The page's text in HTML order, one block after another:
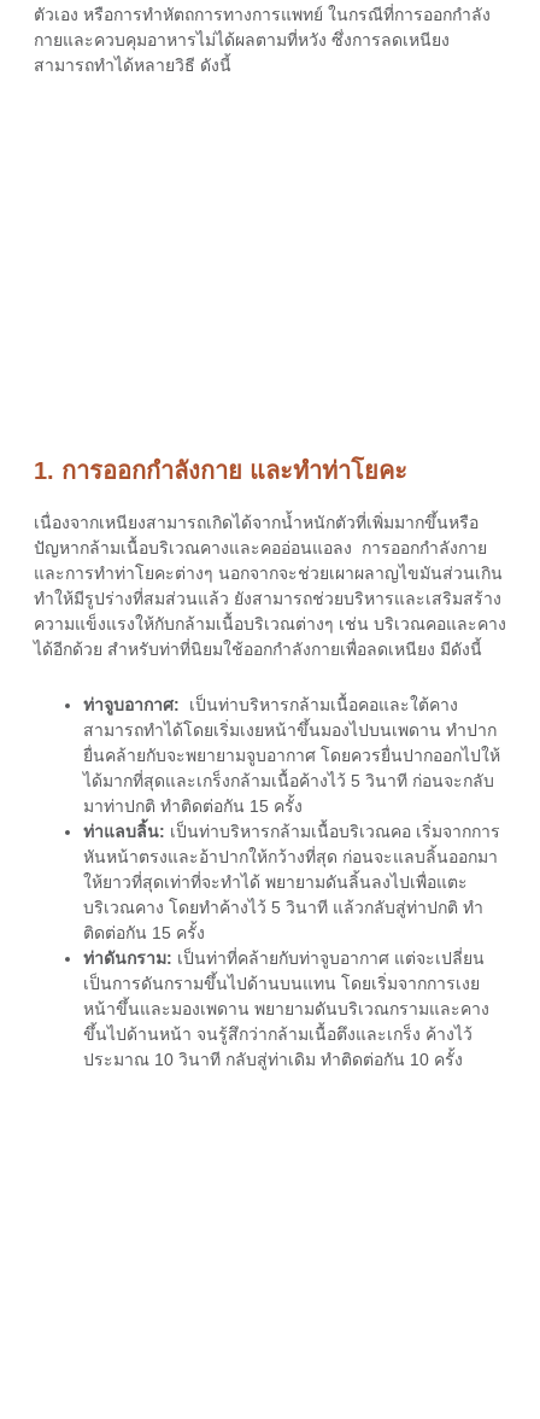
ตัวเอง หรือการทำหัตถการทางการแพทย์ ในกรณีที่การออกกำลัง
กายและควบคุมอาหารไม่ได้ผลตามที่หวัง ซึ่งการลดเหนียง
สามารถทำได้หลายวิธี ดังนี้
1. การออกกำลังกาย และทำท่าโยคะ
เนื่องจากเหนียงสามารถเกิดได้จากน้ำหนักตัวที่เพิ่มมากขึ้นหรือ
ปัญหากล้ามเนื้อบริเวณคางและคออ่อนแอลง การออกกำลังกาย
และการทำท่าโยคะต่างๆ นอกจากจะช่วยเผาผลาญไขมันส่วนเกิน
ทำให้มีรูปร่างที่สมส่วนแล้ว ยังสามารถช่วยบริหารและเสริมสร้าง
ความแข็งแรงให้กับกล้ามเนื้อบริเวณต่างๆ เช่น บริเวณคอและคาง
ได้อีกด้วย สำหรับท่าที่นิยมใช้ออกกำลังกายเพื่อลดเหนียง มีดังนี้
ท่าจูบอากาศ:
เป็นท่าบริหารกล้ามเนื้อคอและใต้คาง
สามารถทำได้โดยเริ่มเงยหน้าขึ้นมองไปบนเพดาน ทำปาก
ยื่นคล้ายกับจะพยายามจูบอากาศ โดยควรยื่นปากออกไปให้
ได้มากที่สุดและเกร็งกล้ามเนื้อค้างไว้ 5 วินาที ก่อนจะกลับ
มาท่าปกติ ทำติดต่อกัน 15 ครั้ง
ท่าแลบลิ้น: เป็นท่าบริหารกล้ามเนื้อบริเวณคอ เริ่มจากการ
หันหน้าตรงและอ้าปากให้กว้างที่สุด ก่อนจะแลบลิ้นออกมา
ให้ยาวที่สุดเท่าที่จะทำได้ พยายามดันลิ้นลงไปเพื่อแตะ
บริเวณคาง โดยทำค้างไว้ 5 วินาที แล้วกลับสู่ท่าปกติ ทำ
ติดต่อกัน 15 ครั้ง
ท่าดันกราม: เป็นท่าที่คล้ายกับท่าจูบอากาศ แต่จะเปลี่ยน
เป็นการดันกรามขึ้นไปด้านบนแทน โดยเริ่มจากการเงย
หน้าขึ้นและมองเพดาน พยายามดันบริเวณกรามและคาง
ขึ้นไปด้านหน้า จนรู้สึกว่ากล้ามเนื้อตึงและเกร็ง ค้างไว้
ประมาณ 10 วินาที กลับสู่ท่าเดิม ทำติดต่อกัน 10 ครั้ง